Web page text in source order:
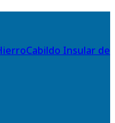
Cabildo Insular de